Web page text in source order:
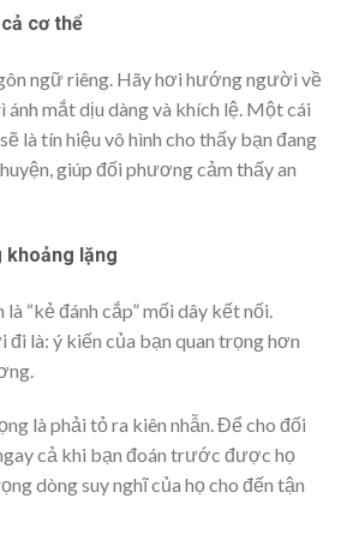
cơ thể
ngữ riêng. Hãy hơi hướng người về
mắt dịu dàng và khích lệ. Một cái
là tín hiệu vô hình cho thấy bạn đang
giúp đối phương cảm thấy an
khoảng lặng
“kẻ đánh cắp” mối dây kết nối.
đi là: ý kiến của bạn quan trọng hơn
là phải tỏ ra kiên nhẫn. Để cho đối
cả khi bạn đoán trước được họ
dòng suy nghĩ của họ cho đến tận